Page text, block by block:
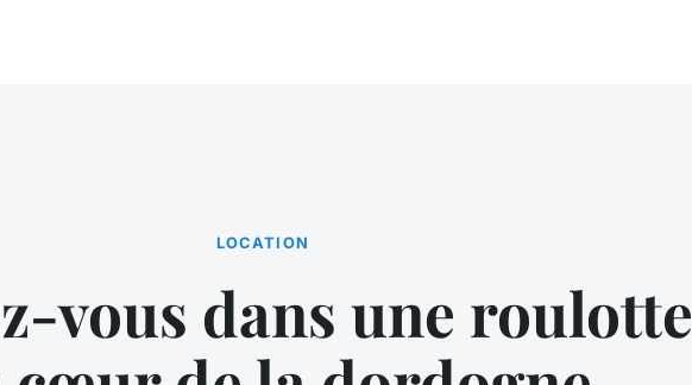
LOCATION
vous dans une roulotte